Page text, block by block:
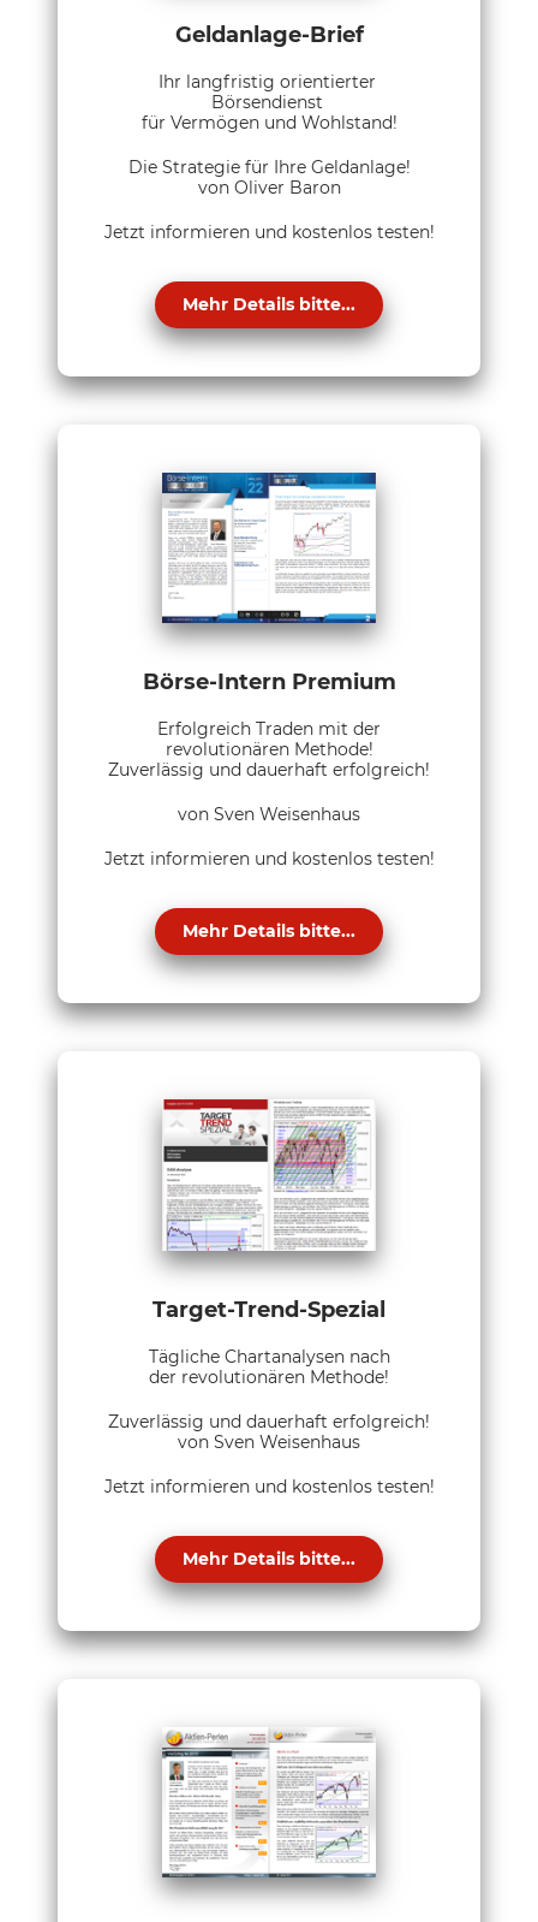
Geldanlage-Brief
Ihr langfristig orientierter
Börsendienst
für Vermögen und Wohlstand!
Die Strategie für Ihre Geldanlage!
von Oliver Baron
Jetzt informieren und kostenlos testen!
Mehr Details bitte...
Börse-Intern Premium
Erfolgreich Traden mit der
revolutionären Methode!
Zuverlässig und dauerhaft erfolgreich!
von Sven Weisenhaus
Jetzt informieren und kostenlos testen!
Mehr Details bitte...
Target-Trend-Spezial
Tägliche Chartanalysen nach
der revolutionären Methode!
Zuverlässig und dauerhaft erfolgreich!
von Sven Weisenhaus
Jetzt informieren und kostenlos testen!
Mehr Details bitte...